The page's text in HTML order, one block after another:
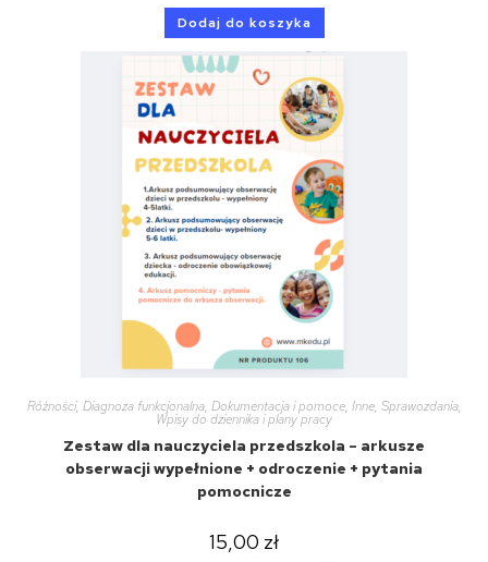
Dodaj do koszyka
Różności, Diagnoza funkcjonalna, Dokumentacja i pomoce, Inne, Sprawozdania,
Wpisy do dziennika i plany pracy
Zestaw dla nauczyciela przedszkola – arkusze
obserwacji wypełnione + odroczenie + pytania
pomocnicze
15,00 zł